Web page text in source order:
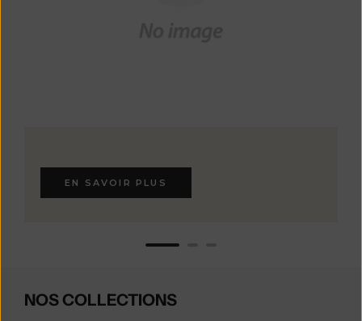
EN SAVOIR PLUS
NOS COLLECTIONS